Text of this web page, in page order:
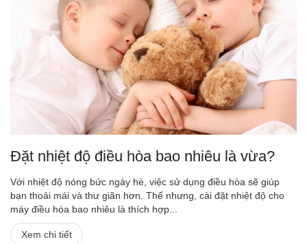
Đặt nhiệt độ điều hòa bao nhiêu là vừa?
Với nhiệt độ nóng bức ngày hè, việc sử dụng điều hòa sẽ giúp
bạn thoải mái và thư giãn hơn. Thế nhưng, cài đặt nhiệt độ cho
máy điều hòa bao nhiêu là thích hợp...
Xem chi tiết